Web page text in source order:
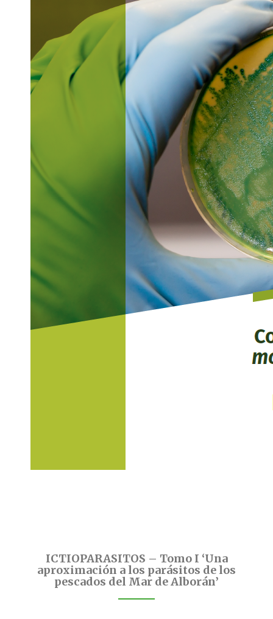
ICTIOPARASITOS – Tomo I ‘Una
aproximación a los parásitos de los
pescados del Mar de Alborán’